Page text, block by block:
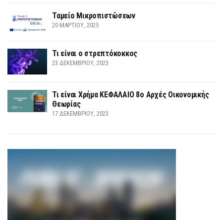
Ταμείο Μικροπιστώσεων
20 ΜΑΡΤΊΟΥ, 2025
Τι είναι ο στρεπτόκοκκος
23 ΔΕΚΕΜΒΡΊΟΥ, 2023
Τι είναι Χρήμα ΚΕΦΑΛΑΙΟ 8ο Αρχές Οικονομικής
Θεωρίας
17 ΔΕΚΕΜΒΡΊΟΥ, 2023